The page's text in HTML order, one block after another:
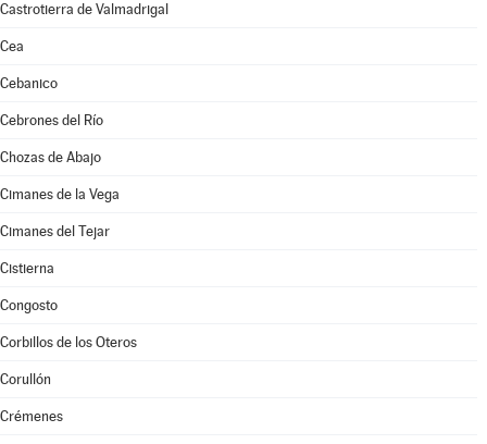
Castrotierra de Valmadrigal
Cea
Cebanico
Cebrones del Río
Chozas de Abajo
Cimanes de la Vega
Cimanes del Tejar
Cistierna
Congosto
Corbillos de los Oteros
Corullón
Crémenes